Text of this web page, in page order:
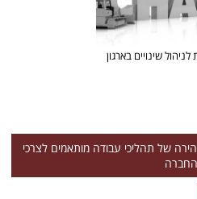
שינויים בארגון
של תהליכי עבודה מותאמים לצרכי
החברה